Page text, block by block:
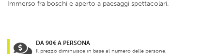
Immerso fra boschi e aperto a paesaggi spettacolari.
DA 90€ A PERSONA
Il prezzo diminuisce in base al numero delle persone.